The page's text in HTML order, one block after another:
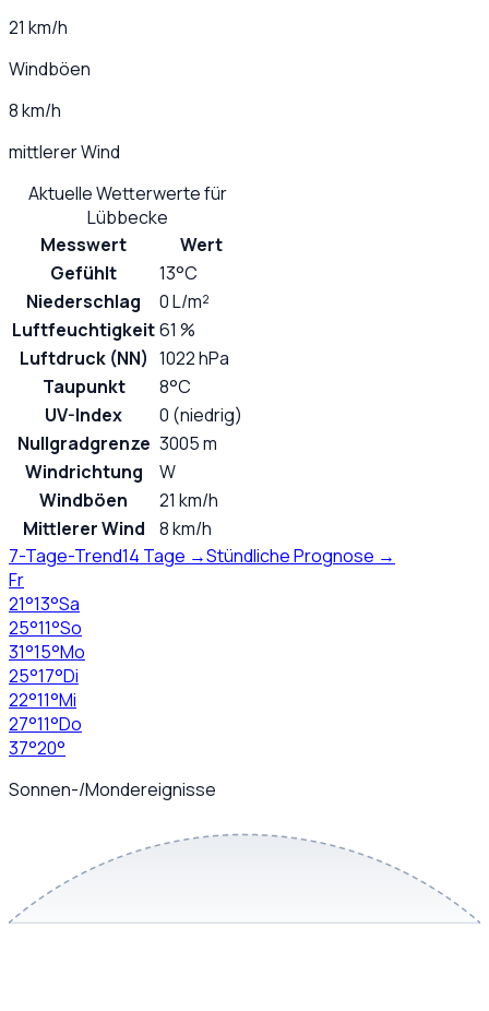
21 km/h
Windböen
8 km/h
mittlerer Wind
Aktuelle Wetterwerte für
Lübbecke
Messwert
Wert
Gefühlt
13°C
Niederschlag
0 L/m²
Luftfeuchtigkeit61 %
Luftdruck (NN) 1022 hPa
Taupunkt
8°C
UV-Index
0 (niedrig)
Nullgradgrenze 3005 m
Windrichtung
W
Windböen
21 km/h
Mittlerer Wind
8 km/h
7-Tage-Trend14 Tage →Stündliche Prognose →
Fr
21°13°Sa
25°11°So
31°15°Mo
25°17°Di
22°11°Mi
27°11°Do
37°20°
Sonnen-/Mondereignisse